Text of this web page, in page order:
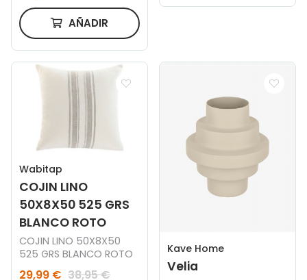
AÑADIR
Wabitap
COJIN LINO
50X8X50 525 GRS
BLANCO ROTO
COJIN LINO 50X8X50
525 GRS BLANCO ROTO
29,99 € 38,95 €
Kave Home
Velia